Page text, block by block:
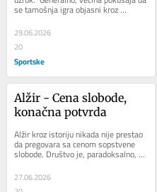
se tamošnja igra objasni kroz
samuraje, kodove časti i besmislice
koje...
29.06.2026
20
Sportske
Alžir - Cena slobode,
konačna potvrda
Alžir kroz istoriju nikada nije prestao
da pregovara sa cenom sopstvene
slobode. Društvo je, paradoksalno,
mlađe od fudbala što igru stavlja u...
27.06.2026